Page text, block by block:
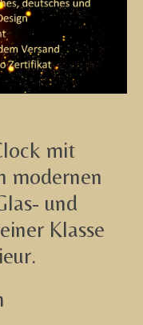
mit
modernen
und
Klasse